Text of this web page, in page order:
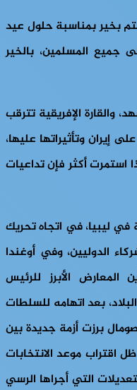
بخير بمناسبة حلول عيد
جميع المسلمين، بالخير
والقارة الإفريقية تترقب
إيران وتأثيراتها عليها،
استمرت أكثر فإن تداعيات
ليبيا، في اتجاه تحريك
الدوليين، وفي أوغندا
المعارض الأبرز للرئيس
بعد اتهامه للسلطات
برزت أزمة جديدة بين
اقتراب موعد الانتخابات
التي أجراها الرسي